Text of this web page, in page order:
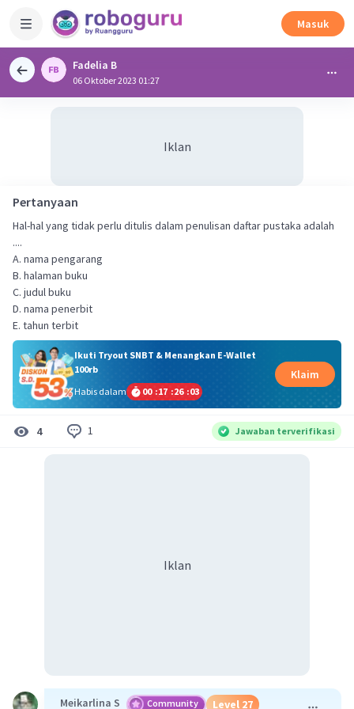
Masuk
Fadelia B
06 Oktober 2023 01:27
Iklan
Pertanyaan
Hal-hal yang tidak perlu ditulis dalam penulisan daftar pustaka adalah
....
A. nama pengarang
B. halaman buku
C. judul buku
D. nama penerbit
E. tahun terbit
Ikuti Tryout SNBT & Menangkan E-Wallet
100rb
Habis dalam
00 :17 :26 :02
Klaim
4 1 Jawaban terverifikasi
Iklan
Meikarlina S Community Level 27